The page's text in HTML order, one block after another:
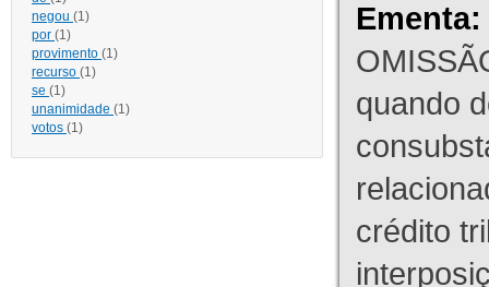
negou (1)
por (1)
provimento (1)
recurso (1)
se (1)
unanimidade (1)
votos (1)
Ementa:
quando
crédito